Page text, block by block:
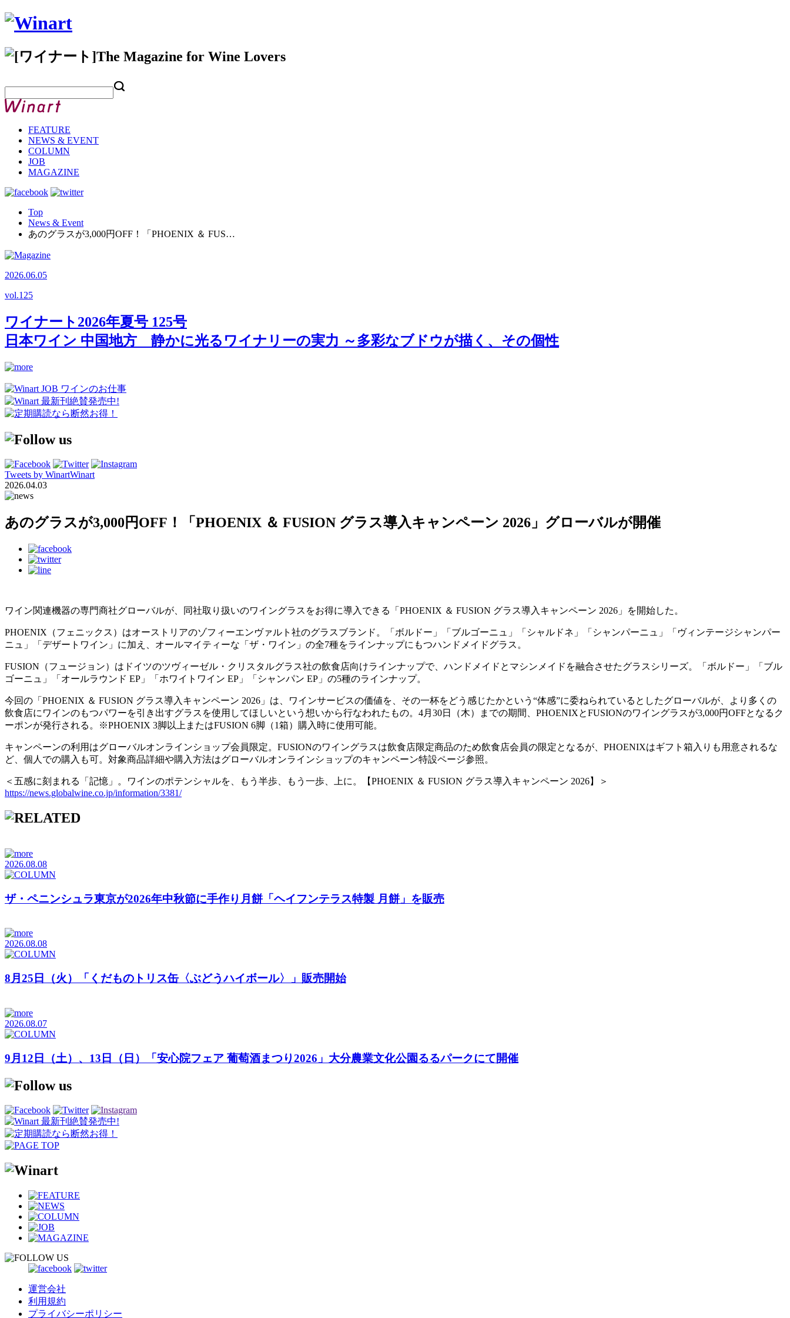
FEATURE
NEWS & EVENT
COLUMN
JOB
MAGAZINE
Top
News & Event
あのグラスが3,000円OFF！「PHOENIX ＆ FUS…
2026.06.05
vol.125
ワイナート2026年夏号 125号
日本ワイン 中国地方 静かに光るワイナリーの実力 ～多彩なブドウが描く、その個性
Tweets by WinartWinart
2026.04.03
あのグラスが3,000円OFF！「PHOENIX ＆ FUSION グラス導入キャンペーン 2026」グローバルが開催
ワイン関連機器の専門商社グローバルが、同社取り扱いのワイングラスをお得に導入できる「PHOENIX ＆ FUSION グラス導入キャンペーン 2026」を開始した。
PHOENIX（フェニックス）はオーストリアのゾフィーエンヴァルト社のグラスブランド。「ボルドー」「ブルゴーニュ」「シャルドネ」「シャンパーニュ」「ヴィンテージシャンパー
ニュ」「デザートワイン」に加え、オールマイティーな「ザ・ワイン」の全7種をラインナップにもつハンドメイドグラス。
FUSION（フュージョン）はドイツのツヴィーゼル・クリスタルグラス社の飲食店向けラインナップで、ハンドメイドとマシンメイドを融合させたグラスシリーズ。「ボルドー」「ブル
ゴーニュ」「オールラウンド EP」「ホワイトワイン EP」「シャンパン EP」の5種のラインナップ。
今回の「PHOENIX ＆ FUSION グラス導入キャンペーン 2026」は、ワインサービスの価値を、その一杯をどう感じたかという“体感”に委ねられているとしたグローバルが、より多くの
飲食店にワインのもつパワーを引き出すグラスを使用してほしいという想いから行なわれたもの。4月30日（木）までの期間、PHOENIXとFUSIONのワイングラスが3,000円OFFとなるク
ーポンが発行される。※PHOENIX 3脚以上またはFUSION 6脚（1箱）購入時に使用可能。
キャンペーンの利用はグローバルオンラインショップ会員限定。FUSIONのワイングラスは飲食店限定商品のため飲食店会員の限定となるが、PHOENIXはギフト箱入りも用意されるな
ど、個人での購入も可。対象商品詳細や購入方法はグローバルオンラインショップのキャンペーン特設ページ参照。
＜五感に刻まれる「記憶」。ワインのポテンシャルを、もう半歩、もう一歩、上に。【PHOENIX ＆ FUSION グラス導入キャンペーン 2026】＞
https://news.globalwine.co.jp/information/3381/
2026.08.08
ザ・ペニンシュラ東京が2026年中秋節に手作り月餅「ヘイフンテラス特製 月餅」を販売
2026.08.08
8月25日（火）「くだものトリス缶〈ぶどうハイボール〉」販売開始
2026.08.07
9月12日（土）、13日（日）「安心院フェア 葡萄酒まつり2026」大分農業文化公園るるパークにて開催
運営会社
利用規約
プライバシーポリシー